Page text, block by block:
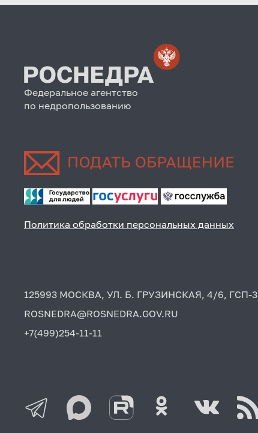
Федеральное агентство
по недропользованию
Политика обработки персональных данных
125993 МОСКВА, УЛ. Б. ГРУЗИНСКАЯ, 4/6, ГСП-3
ROSNEDRA@ROSNEDRA.GOV.RU
+7(499)254-11-11